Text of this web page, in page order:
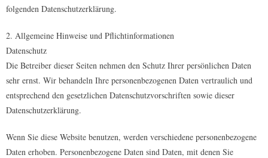
folgenden Datenschutzerklärung.
2. Allgemeine Hinweise und Pflichtinformationen
Datenschutz
Die Betreiber dieser Seiten nehmen den Schutz Ihrer persönlichen Daten
sehr ernst. Wir behandeln Ihre personenbezogenen Daten vertraulich und
entsprechend den gesetzlichen Datenschutzvorschriften sowie dieser
Datenschutzerklärung.
Wenn Sie diese Website benutzen, werden verschiedene personenbezogene
Daten erhoben. Personenbezogene Daten sind Daten, mit denen Sie